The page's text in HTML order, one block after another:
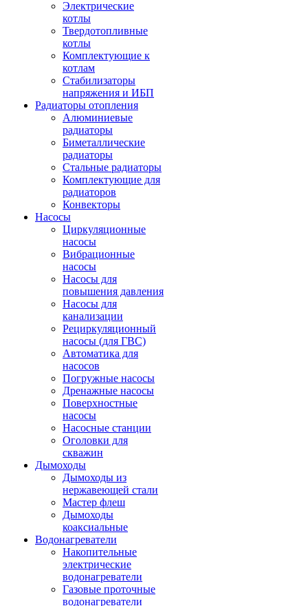
Электрические
котлы
Твердотопливные
котлы
Комплектующие к
котлам
Стабилизаторы
напряжения и ИБП
Радиаторы отопления
Алюминиевые
радиаторы
Биметаллические
радиаторы
Стальные радиаторы
Комплектующие для
радиаторов
Конвекторы
Насосы
Циркуляционные
насосы
Вибрационные
насосы
Насосы для
повышения давления
Насосы для
канализации
Рециркуляционный
насосы (для ГВС)
Автоматика для
насосов
Погружные насосы
Дренажные насосы
Поверхностные
насосы
Насосные станции
Оголовки для
скважин
Дымоходы
Дымоходы из
нержавеющей стали
Мастер флеш
Дымоходы
коаксиальные
Водонагреватели
Накопительные
электрические
водонагреватели
Газовые проточные
водонагреватели